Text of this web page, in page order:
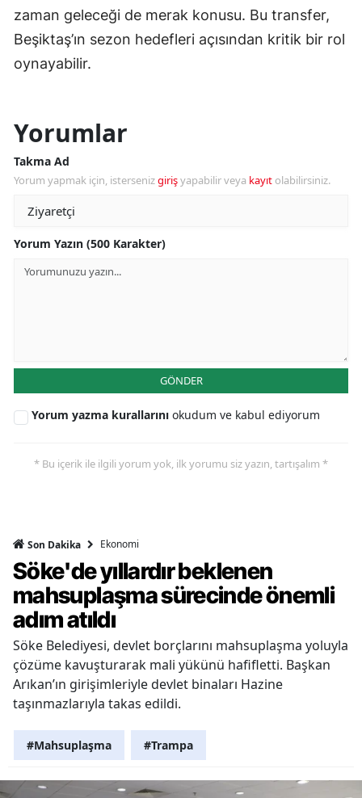
zaman geleceği de merak konusu. Bu transfer,
Beşiktaş’ın sezon hedefleri açısından kritik bir rol
oynayabilir.
Yorumlar
Takma Ad
Yorum yapmak için, istersenizgirişyapabilir veya kayıt olabilirsiniz.
Yorum Yazın (500 Karakter)
GÖNDER
Yorum yazma kurallarını okudum ve kabul ediyorum
* Bu içerik ile ilgili yorum yok, ilk yorumu siz yazın, tartışalım *
Son Dakika Ekonomi
Söke'de yıllardır beklenen
mahsuplaşma sürecinde önemli
adım atıldı
Söke Belediyesi, devlet borçlarını mahsuplaşma yoluyla
çözüme kavuşturarak mali yükünü hafifletti. Başkan
Arıkan’ın girişimleriyle devlet binaları Hazine
taşınmazlarıyla takas edildi.
#Mahsuplaşma #Trampa